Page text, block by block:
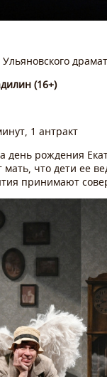
(16+)
1 антракт
день рождения
мать, что дети ее
принимают